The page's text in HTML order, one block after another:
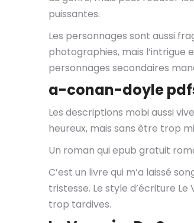
puissantes.
Les personnages sont aussi
photographies, mais
personnages secondaires
a-conan-doyle
Les descriptions mobi aussi
heureux, mais sans être trop
Un roman qui epub gratuit
C’est un livre qui m’a laissé
tristesse. Le style d’écriture
trop tardives.